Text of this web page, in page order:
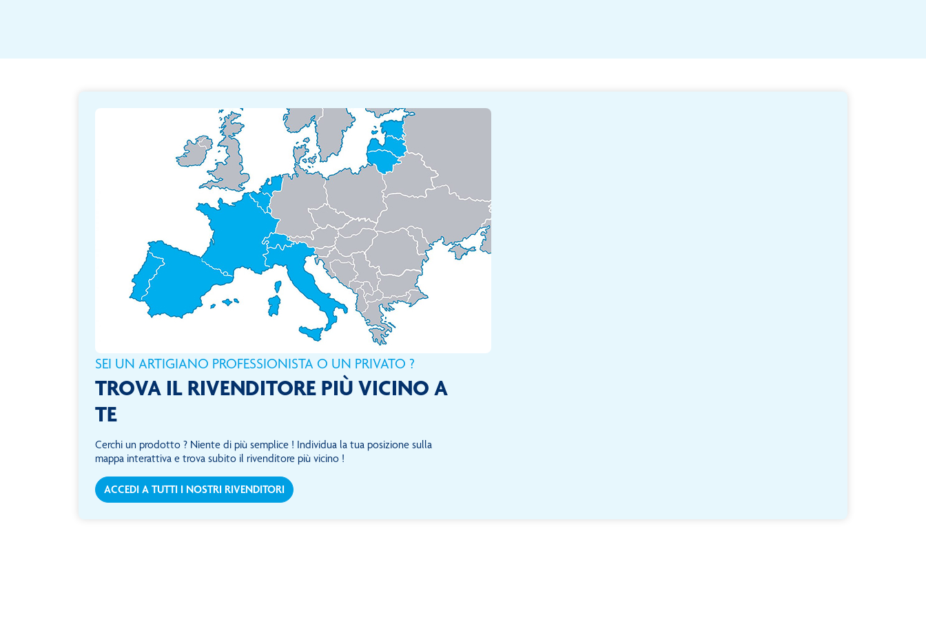
SEI UN ARTIGIANO PROFESSIONISTA O UN PRIVATO ?
TROVA IL RIVENDITORE PIÙ VICINO A
TE
Cerchi un prodotto ? Niente di più semplice ! Individua la tua posizione sulla
mappa interattiva e trova subito il rivenditore più vicino !
ACCEDI A TUTTI I NOSTRI RIVENDITORI